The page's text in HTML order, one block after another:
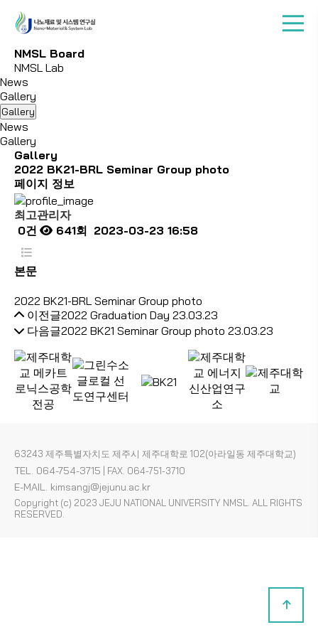
NMSL Board
NMSL Lab
News
Gallery
Gallery
News
Gallery
Gallery
2022 BK21-BRL Seminar Group photo
페이지 정보
최고관리자
0건
641회 2023-03-23 16:58
본문
2022 BK21-BRL Seminar Group photo
이전글2022 Graduation Day 23.03.23
다음글2022 BK21 Seminar Group photo 23.03.23
63243 제주특별자치도 제주시 제주대학로 102(아라일동 제주대학교)
TEL. 064-754-3715 FAX. 064-751-3710
E-MAIL. kimsangj@jejunu.ac.kr
Copyright (c) 2023 JEJU NATIONAL UNIVERSITY NMSL. ALL RIGHTS
RESERVED.